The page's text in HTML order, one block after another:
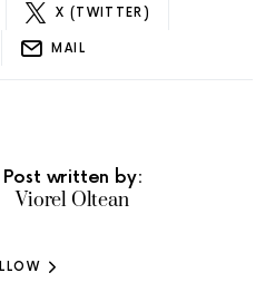
X (TWITTER)
MAIL
Post written by:
Viorel Oltean